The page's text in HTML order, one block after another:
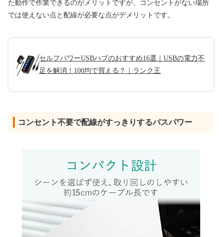
た動作で作業できるのがメリットですが、コンセントがない場所
では使えない点と配線が必要な点がデメリットです。
セルフパワーUSBハブのおすすめ16選｜USBの電力不
足を解消！100均で買える？｜ランク王
コンセント不要で配線がすっきりするバスパワー